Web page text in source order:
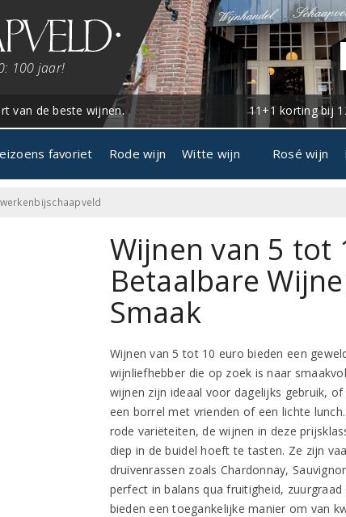
100 jaar!
van de beste wijnen. 11+1 korting bij
favoriet Rode wijn Witte wijn Rosé wijn
Wijnen van 5 tot
Betaalbare
Smaak
Wijnen van 5 tot 10 euro bieden een
wijnliefhebber die op zoek is naar
wijnen zijn ideaal voor dagelijks gebruik,
een borrel met vrienden of een lichte
rode variëteiten, de wijnen in deze
diep in de buidel hoeft te tasten. Ze zijn
druivenrassen zoals Chardonnay,
perfect in balans qua fruitigheid,
bieden een toegankelijke manier om van